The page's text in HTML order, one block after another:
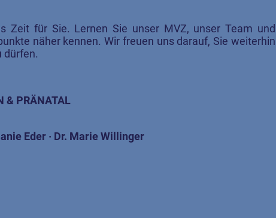
Zeit für Sie. Lernen Sie unser MVZ, unser Team und
näher kennen. Wir freuen uns darauf, Sie weiterhin
dürfen.
& PRÄNATAL
Eder · Dr. Marie Willinger